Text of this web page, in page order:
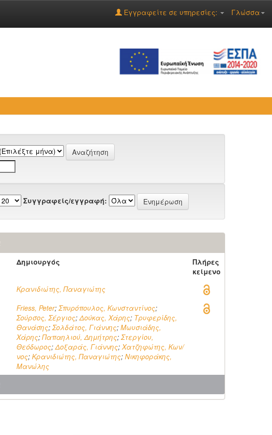
Γλώσσα
Εγγραφείτε σε υπηρεσίες:
Συγγραφείς/εγγραφή:
Δημιουργός
Πλήρες
κείμενο
Κρανιδιώτης, Παναγιώτης
Friess, Peter;Σπυρόπουλος, Κωνσταντίνος;
Σούρσος, Σέργιος;Δούκας, Χάρης; Τρυφερίδης,
Θανάσης;Σολδάτος, Γιάννης; Μωυσιάδης,
Χάρης;Παπαηλιού, Δημήτρης;Στεργίου,
Θεόδωρος;Δοξαράς, Γιάννης; Χατζηφώτης, Κων/
νος; Κρανιδιώτης, Παναγιώτης; Νικηφοράκης,
Μανώλης